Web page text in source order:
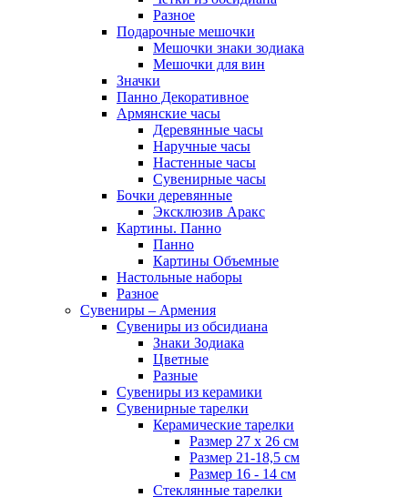
Разное
Подарочные мешочки
Мешочки знаки зодиака
Мешочки для вин
Значки
Панно Декоративное
Армянские часы
Деревянные часы
Наручные часы
Настенные часы
Сувенирные часы
Бочки деревянные
Эксклюзив Аракс
Картины. Панно
Панно
Картины Объемные
Настольные наборы
Разное
Сувениры – Армения
Сувениры из обсидиана
Знаки Зодиака
Цветные
Разные
Сувениры из керамики
Сувенирные тарелки
Керамические тарелки
Размер 27 х 26 см
Размер 21-18,5 см
Размер 16 - 14 см
Стеклянные тарелки